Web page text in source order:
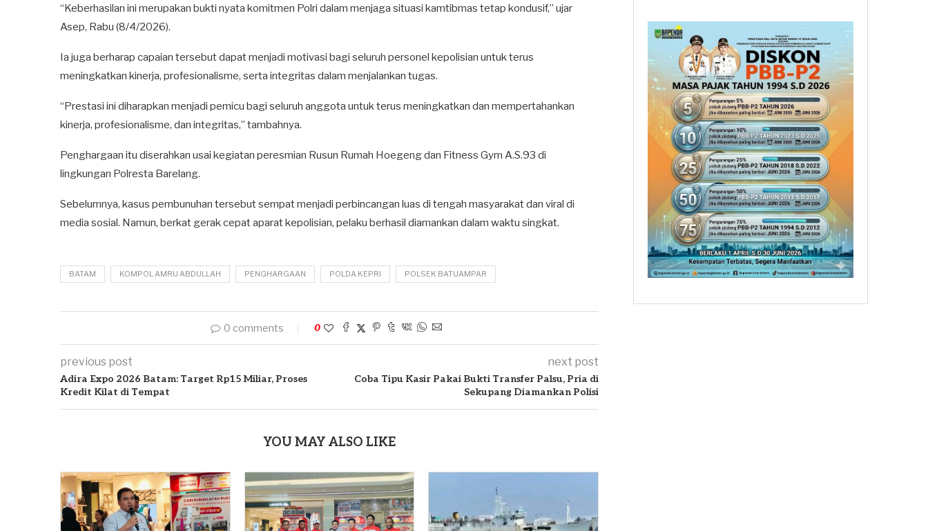
“Keberhasilan ini merupakan bukti nyata komitmen Polri dalam menjaga situasi kamtibmas tetap kondusif,” ujar
Asep, Rabu (8/4/2026).
Ia juga berharap capaian tersebut dapat menjadi motivasi bagi seluruh personel kepolisian untuk terus
meningkatkan kinerja, profesionalisme, serta integritas dalam menjalankan tugas.
“Prestasi ini diharapkan menjadi pemicu bagi seluruh anggota untuk terus meningkatkan dan mempertahankan
kinerja, profesionalisme, dan integritas,” tambahnya.
Penghargaan itu diserahkan usai kegiatan peresmian Rusun Rumah Hoegeng dan Fitness Gym A.S.93 di
lingkungan Polresta Barelang.
Sebelumnya, kasus pembunuhan tersebut sempat menjadi perbincangan luas di tengah masyarakat dan viral di
media sosial. Namun, berkat gerak cepat aparat kepolisian, pelaku berhasil diamankan dalam waktu singkat.
BATAM KOMPOL AMRU ABDULLAH PENGHARGAAN POLDA KEPRI POLSEK BATUAMPAR
0 comments 0
previous post
Adira Expo 2026 Batam: Target Rp15 Miliar, Proses
Kredit Kilat di Tempat
next post
Coba Tipu Kasir Pakai Bukti Transfer Palsu, Pria di
Sekupang Diamankan Polisi
YOU MAY ALSO LIKE